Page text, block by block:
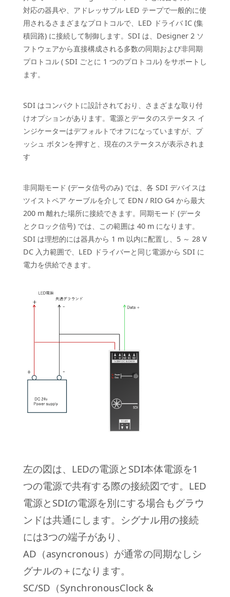
対応の器具や、アドレッサブル LED テープで一般的に使
用されるさまざまなプロトコルで、LED ドライバ IC (集
積回路) に接続して制御します。 SDI は、Designer 2 ソ
フトウェアから直接構成される多数の同期および非同期
プロトコル ( SDI ごとに 1 つのプロトコル) をサポートし
ます。
SDI はコンパクトに設計されており、さまざまな取り付
けオプションがあります。 電源とデータのステータス イ
ンジケーターはデフォルトでオフになっていますが、 プ
ッシュ ボタンを押すと、現在のステータスが表示されま
す
非同期モード (データ信号のみ) では、各 SDI デバイスは
ツイストペア ケーブルを介して EDN / RIO G4 から最大
200 m 離れた場所に接続できます。 同期モード (データ
とクロック信号) では、この範囲は 40 m になります。
SDI は理想的には器具から 1 m 以内に配置し、5 ～ 28 V
DC 入力範囲で、LED ドライバーと同じ電源から SDI に
電力を供給できます。
左の図は、LEDの電源とSDI本体電源を1
つの電源で共有する際の接続図です。LED
電源とSDIの電源を別にする場合もグラウ
ンドは共通にします。シグナル用の接続
には3つの端子があり、
AD（asyncronous）が通常の同期なしシ
グナルの＋になります。
SC/SD（SynchronousClock &